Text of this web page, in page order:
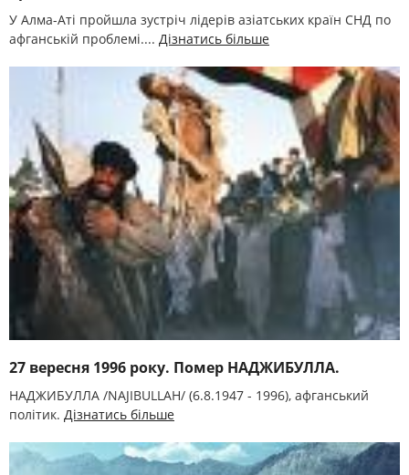
У Алма-Аті пройшла зустріч лідерів азіатських країн СНД по
афганській проблемі.... Дізнатись більше
27 вересня 1996 року. Помер НАДЖИБУЛЛА.
НАДЖИБУЛЛА /NAJIBULLAH/ (6.8.1947 - 1996), афганський
політик. Дізнатись більше